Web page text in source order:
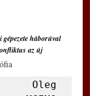
háborúval
az új
Oleg